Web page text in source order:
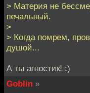
> Материя не
печальный.
>
> Когда помрем,
душой...
А ты агностик! :)
Goblin »